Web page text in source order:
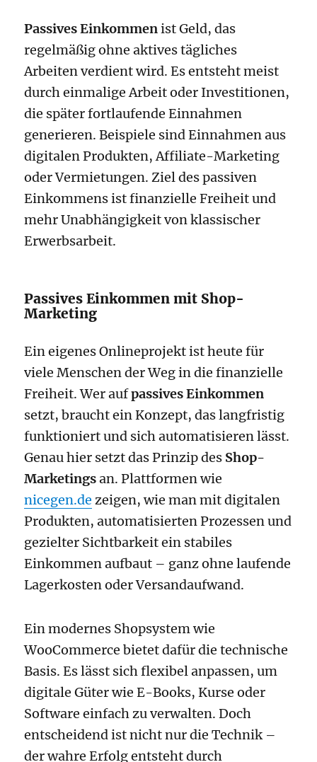
Passives Einkommenist Geld, das
regelmäßig ohne aktives tägliches
Arbeiten verdient wird. Es entsteht meist
durch einmalige Arbeit oder Investitionen,
die später fortlaufende Einnahmen
generieren. Beispiele sind Einnahmen aus
digitalen Produkten, Affiliate-Marketing
oder Vermietungen. Ziel des passiven
Einkommens ist finanzielle Freiheit und
mehr Unabhängigkeit von klassischer
Erwerbsarbeit.
Passives Einkommen mit Shop-
Marketing
Ein eigenes Onlineprojekt ist heute für
viele Menschen der Weg in die finanzielle
Freiheit. Wer aufpassives Einkommen
setzt, braucht ein Konzept, das langfristig
funktioniert und sich automatisieren lässt.
Genau hier setzt das Prinzip des Shop-
Marketingsan. Plattformen wie
nicegen.de zeigen, wie man mit digitalen
Produkten, automatisierten Prozessen und
gezielter Sichtbarkeit ein stabiles
Einkommen aufbaut – ganz ohne laufende
Lagerkosten oder Versandaufwand.
Ein modernes Shopsystem wie
WooCommerce bietet dafür die technische
Basis. Es lässt sich flexibel anpassen, um
digitale Güter wie E-Books, Kurse oder
Software einfach zu verwalten. Doch
entscheidend ist nicht nur die Technik –
der wahre Erfolg entsteht durch